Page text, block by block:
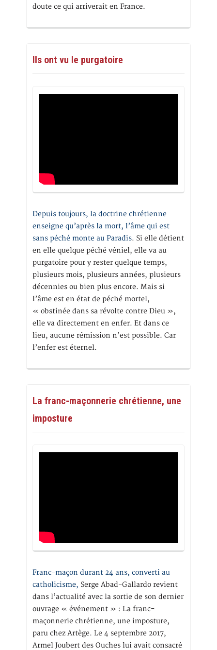
doute ce qui arriverait en France.
Ils ont vu le purgatoire
Depuis toujours, la doctrine chrétienne
enseigne qu’après la mort, l’âme qui est
sans péché monte au Paradis. Si elle détient
en elle quelque péché véniel, elle va au
purgatoire pour y rester quelque temps,
plusieurs mois, plusieurs années, plusieurs
décennies ou bien plus encore. Mais si
l’âme est en état de péché mortel,
« obstinée dans sa révolte contre Dieu »,
elle va directement en enfer. Et dans ce
lieu, aucune rémission n’est possible. Car
l’enfer est éternel.
La franc-maçonnerie chrétienne, une
imposture
Franc-maçon durant 24 ans, converti au
catholicisme, Serge Abad-Gallardo revient
dans l’actualité avec la sortie de son dernier
ouvrage « événement » : La franc-
maçonnerie chrétienne, une imposture,
paru chez Artège. Le 4 septembre 2017,
Armel Joubert des Ouches lui avait consacré